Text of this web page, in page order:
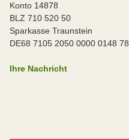
Konto 14878
BLZ 710 520 50
Sparkasse Traunstein
DE68 7105 2050 0000 0148 78
Ihre Nachricht